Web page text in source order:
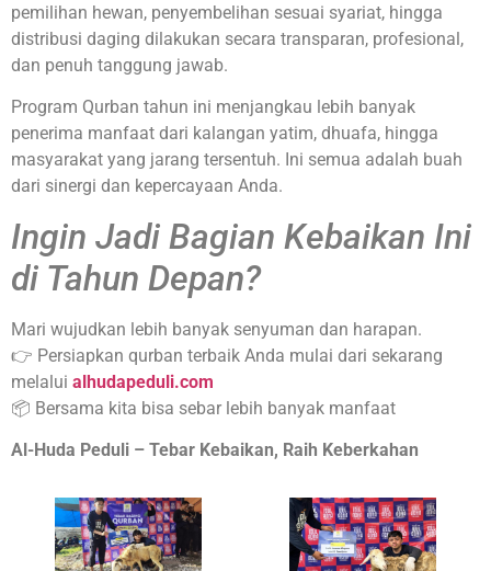
pemilihan hewan, penyembelihan sesuai syariat, hingga
distribusi daging dilakukan secara transparan, profesional,
dan penuh tanggung jawab.
Program Qurban tahun ini menjangkau lebih banyak
penerima manfaat dari kalangan yatim, dhuafa, hingga
masyarakat yang jarang tersentuh. Ini semua adalah buah
dari sinergi dan kepercayaan Anda.
Ingin Jadi Bagian Kebaikan Ini
di Tahun Depan?
Mari wujudkan lebih banyak senyuman dan harapan.
👉 Persiapkan qurban terbaik Anda mulai dari sekarang
melalui alhudapeduli.com
📦 Bersama kita bisa sebar lebih banyak manfaat
Al-Huda Peduli – Tebar Kebaikan, Raih Keberkahan